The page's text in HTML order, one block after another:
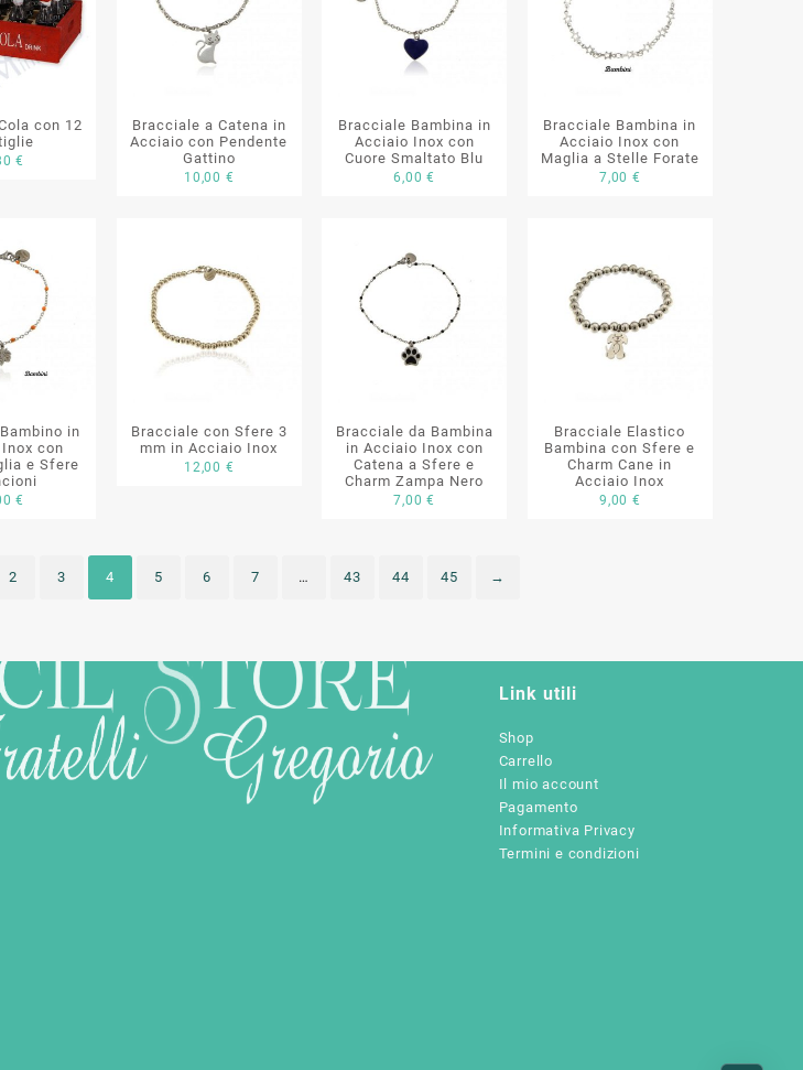
con 12
€
Bracciale a Catena in
Acciaio con Pendente
Gattino
10,00 €
Bracciale Bambina in
Acciaio Inox con
Cuore Smaltato Blu
6,00€
Bracciale Bambina in
Acciaio Inox con
Maglia a Stelle Forate
7,00 €
in
con
e Sfere
€
Bracciale con Sfere 3
mm in Acciaio Inox
12,00 €
Bracciale da Bambina
in Acciaio Inox con
Catena a Sfere e
Charm Zampa Nero
7,00€
Bracciale Elastico
Bambina con Sfere e
Charm Cane in
Acciaio Inox
9,00 €
2 3 4 5 6 7 … 43 44 45 →
Link utili
Shop
Carrello
Il mio account
Pagamento
Informativa Privacy
Termini e condizioni